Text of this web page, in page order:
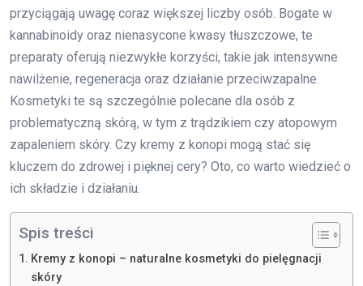
przyciągają uwagę coraz większej liczby osób. Bogate w
kannabinoidy oraz nienasycone kwasy tłuszczowe, te
preparaty oferują niezwykłe korzyści, takie jak intensywne
nawilżenie, regeneracja oraz działanie przeciwzapalne.
Kosmetyki te są szczególnie polecane dla osób z
problematyczną skórą, w tym z trądzikiem czy atopowym
zapaleniem skóry. Czy kremy z konopi mogą stać się
kluczem do zdrowej i pięknej cery? Oto, co warto wiedzieć o
ich składzie i działaniu.
Spis treści
Kremy z konopi – naturalne kosmetyki do pielęgnacji
skóry